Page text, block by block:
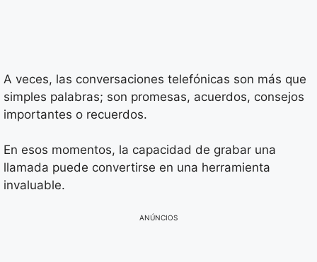
A veces, las conversaciones telefónicas son más que
simples palabras; son promesas, acuerdos, consejos
importantes o recuerdos.
En esos momentos, la capacidad de grabar una
llamada puede convertirse en una herramienta
invaluable.
ANÚNCIOS